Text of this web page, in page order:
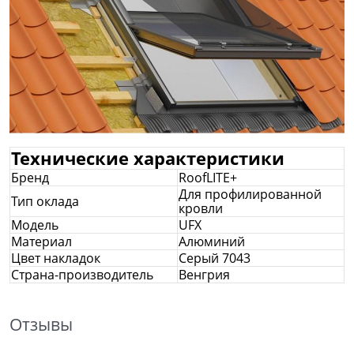
Технические характеристики
Бренд
RoofLITE+
Тип оклада
Для профилированной
кровли
Модель
UFX
Материал
Алюминий
Цвет накладок
Серый 7043
Страна-производитель
Венгрия
Отзывы